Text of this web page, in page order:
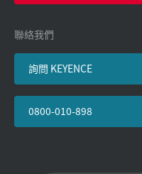
聯絡我們
詢問 KEYENCE
0800-010-898